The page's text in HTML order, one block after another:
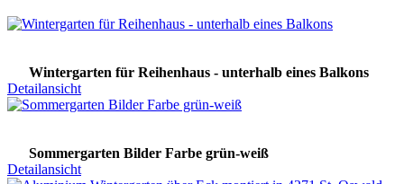
Wintergarten für Reihenhaus - unterhalb eines Balkons
Detailansicht
Sommergarten Bilder Farbe grün-weiß
Detailansicht